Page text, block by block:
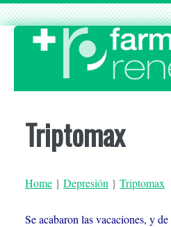
Skip
to
content
Triptomax
Home } Depresión } Triptomax
Se acabaron las vacaciones, y